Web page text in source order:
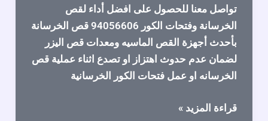
تواصل معنا للحصول على افضل أداء لقص
الخرسانة وفتحات الكور 94056606 قص الخرسانة
بأحدث أجهزة القص الماسيه ومعدات قص اليزر
لضمان عدم حدوث اهتزاز او تصدع اثناء عملية قص
الخرسانه او عمل فتحات الكور الخرسانية
قص
قراءة المزيد »